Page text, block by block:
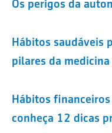
Os perigos da
Hábitos saudáveis
pilares da
Hábitos
conheça 12 dicas